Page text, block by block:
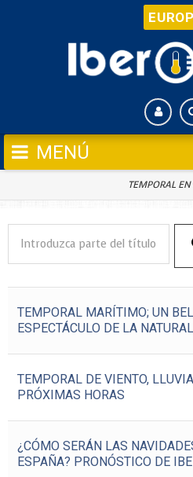
TEMPORAL
Introduzca parte del
TEMPORAL MARÍTIMO; UN
ESPECTÁCULO DE LA
TEMPORAL DE VIENTO,
PRÓXIMAS HORAS
¿CÓMO SERÁN LAS
ESPAÑA? PRONÓSTICO DE